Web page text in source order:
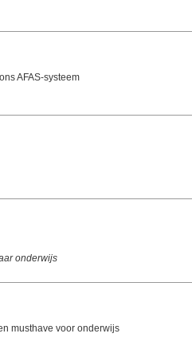
AFAS‑systeem
onderwijs
musthave voor onderwijs